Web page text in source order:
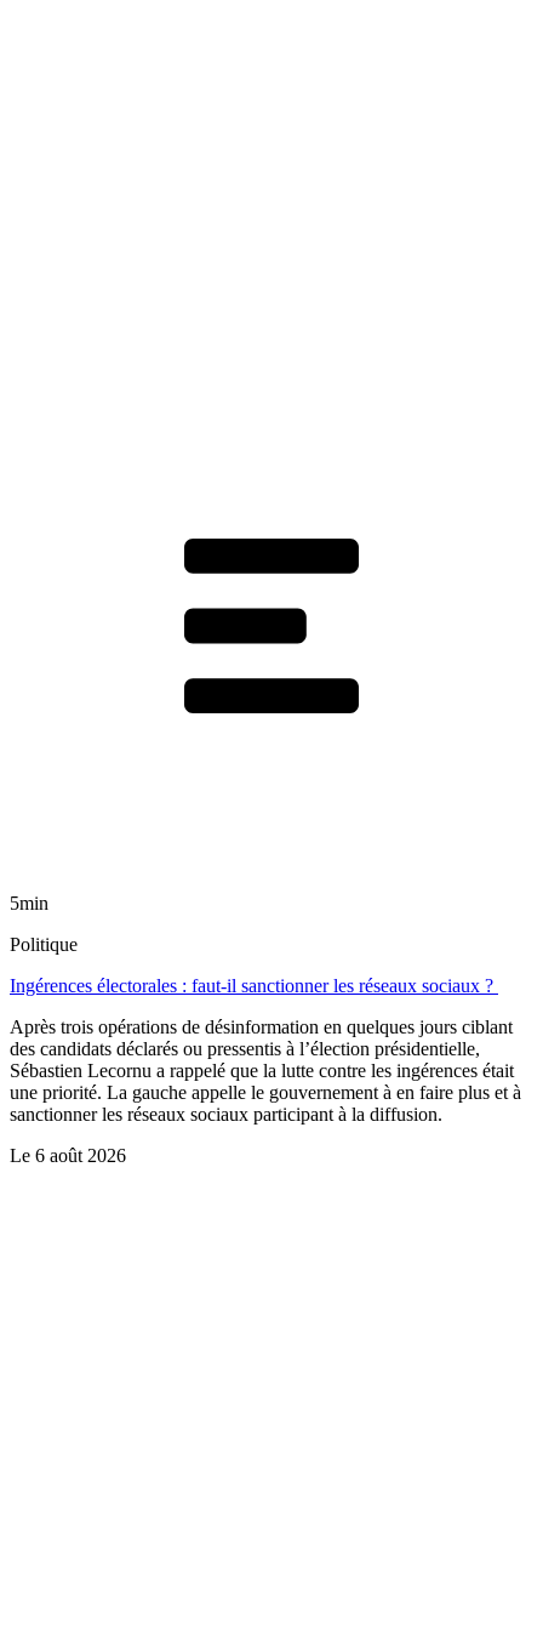
5min
Politique
Ingérences électorales : faut-il sanctionner les réseaux sociaux ?
Après trois opérations de désinformation en quelques jours ciblant
des candidats déclarés ou pressentis à l’élection présidentielle,
Sébastien Lecornu a rappelé que la lutte contre les ingérences était
une priorité. La gauche appelle le gouvernement à en faire plus et à
sanctionner les réseaux sociaux participant à la diffusion.
Le 6 août 2026